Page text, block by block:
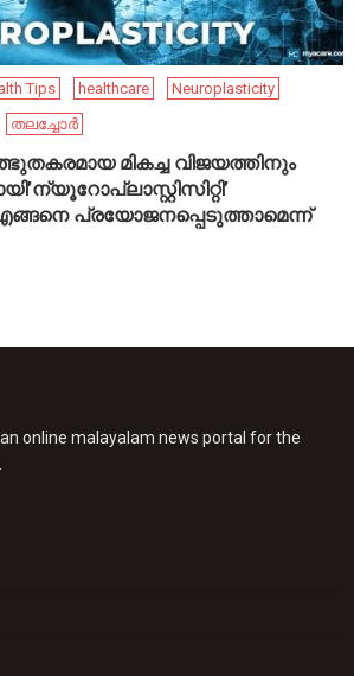
Tips healthcare
Neuroplasticity
തലച്ചോർ
മികച്ച വിജയത്തിനും
പ്രയോജനപ്പെടുത്താമെന്ന്
online malayalam news portal for the